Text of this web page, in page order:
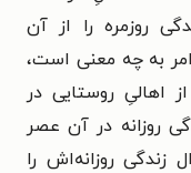
روزمره را از آن
به چه معنی است،
اهالیِ روستایی در
روزانه در آن عصر
روزانه‌اش را